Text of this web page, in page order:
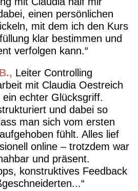
einen persönlichen
mit dem ich den Kurs
klar bestimmen und
verfolgen kann.
Leiter Controlling
mit Claudia Oestreich
echter Glücksgriff.
und dabei so
man sich vom ersten
fühlt. Alles lief
online – trotzdem war
und präsent.
konstruktives Feedback